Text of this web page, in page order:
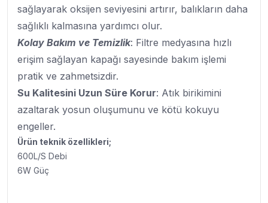
sağlayarak oksijen seviyesini artırır, balıkların daha
sağlıklı kalmasına yardımcı olur.
Kolay Bakım ve Temizlik: Filtre medyasına hızlı
erişim sağlayan kapağı sayesinde bakım işlemi
pratik ve zahmetsizdir.
Su Kalitesini Uzun Süre Korur: Atık birikimini
azaltarak yosun oluşumunu ve kötü kokuyu
engeller.
Ürün teknik özellikleri;
600L/S Debi
6W Güç